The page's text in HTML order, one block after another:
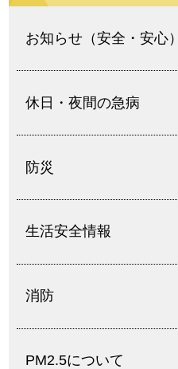
お知らせ（安全・安心）
休日・夜間の急病
防災
生活安全情報
消防
PM2.5について